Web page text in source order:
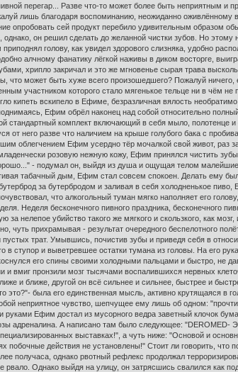
перегар... Разве что-то может более быть неприятным и
лишь благодаря воспоминанию, неожиданно
опробовать сей продукт перебило удивительным образом
он решил сделать до желанной чистки зубов. Но этому
голову, как увидел здорового слизняка, удобно
алчному фанатику лёгкой наживы в диком восторге,
хрипло закричал и это же мгновенье сырая трава
что может быть хуже всего произошедшего? Пожалуй ничего,
участником которого стало мягенькое тельце ни в чём не
кипеть вскипело в Ефиме, безразличная вялость
Ефим обрёл наконец над собой относительно
стандартный комплект включающий в себя мыло, полотенце
от него разве что наличием на крыше голубого бака с
облегчением Ефим усердно тёр мочалкой свой живот, раз
розовую нежную кожу, Ефим принялся чистить
- подумал он, выйдя из душа и ощущая телом малейшие
табачный дым, Ефим стал совсем спокоен. Делать ему
за бутербродом и заливая в себя холодненькое пиво,
что алкогольный туман мягко наполняет его
Неделя бесконечного пивного праздника, бесконечного
за нелепое убийство такого же мягкого и скользкого, как
чуть прихрамывая - результат очередного беспелотного
пустых трат. Умывшись, почистив зубы и приведя себя в
в ступор и выветревшее остатки тумана из головы. На его
его спины своими холодными пальцами и быстро, не
и вмиг пронзили мозг тысячами воспалившихся нервных
и ближе, другой он всё сильнее и сильнее, быстрее и
это?"- была его единственная мысль, активно крутящаяся в
неприятное чувство, шепчущее ему лишь об одном:
Ефим достал из мусорного ведра заветный клочок
адреналина. А написано там было следующее: "DEROMED-
выставках!", а чуть ниже: "Основой и
побочные действия не установлены!" Стоит ли говорить,
получаса, однако рвотный рефлекс продолжал
рвало. Однако выйдя на улицу, он затрясшись свалился как